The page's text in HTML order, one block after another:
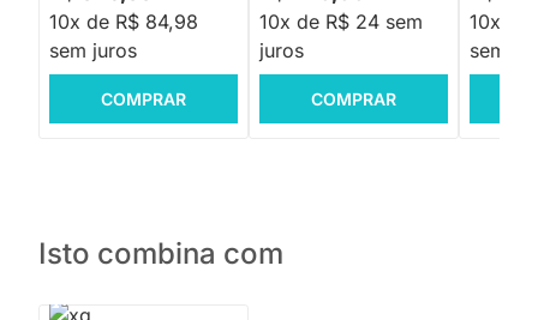
10x de R$ 84,98
sem juros
COMPRAR
10x de R$ 24 sem
juros
COMPRAR
10x de
sem
Isto combina com